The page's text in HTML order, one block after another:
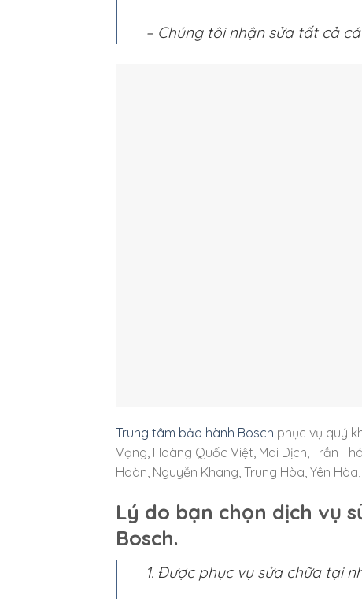
– Chúng tôi nhận sửa tất cả
Trung tâm bảo hành Bosch phục vụ quý
Vọng, Hoàng Quốc Việt, Mai Dịch, Trần
Hoàn, Nguyễn Khang, Trung Hòa, Yên
Lý do bạn chọn dịch vụ
Bosch.
1. Được phục vụ sửa chữa tại